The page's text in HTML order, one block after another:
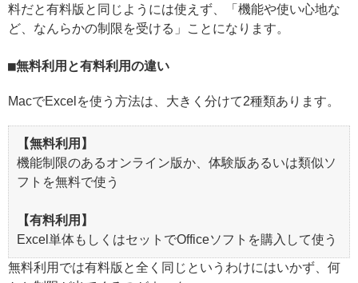
料だと有料版と同じようには使えず、「機能や使い心地な
ど、なんらかの制限を受ける」ことになります。
無料利用と有料利用の違い
MacでExcelを使う方法は、大きく分けて2種類あります。
【無料利用】
機能制限のあるオンライン版か、体験版あるいは類似ソ
フトを無料で使う
【有料利用】
Excel単体もしくはセットでOfficeソフトを購入して使う
無料利用では有料版と全く同じというわけにはいかず、何